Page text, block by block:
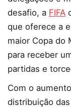
desafio, a FIFA
que oferece a
maior Copa do
para receber
partidas e
Com o
distribuição